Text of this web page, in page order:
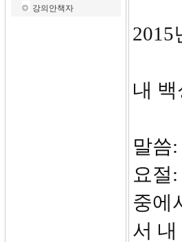
강의안책자
2015
내
말씀
요절
중에
서